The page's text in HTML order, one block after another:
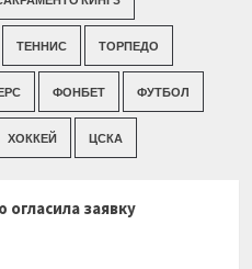
ТЕННИС ТОРПЕДО
ФОНБЕТ ФУТБОЛ
ХОККЕЙ ЦСКА
заявку